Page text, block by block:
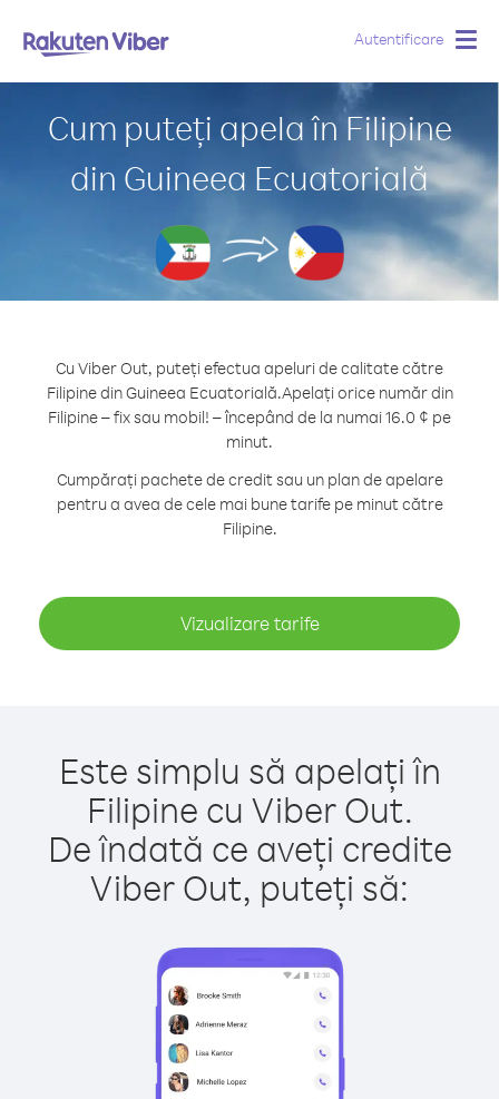
Autentificare
Cum puteți apela în Filipine
din Guineea Ecuatorială
Cu Viber Out, puteți efectua apeluri de calitate către
Filipine din Guineea Ecuatorială.Apelați orice număr din
Filipine – fix sau mobil! – începând de la numai 16.0 ¢ pe
minut.
Cumpărați pachete de credit sau un plan de apelare
pentru a avea de cele mai bune tarife pe minut către
Filipine.
Vizualizare tarife
Este simplu să apelați în
Filipine cu Viber Out.
De îndată ce aveți credite
Viber Out, puteți să: